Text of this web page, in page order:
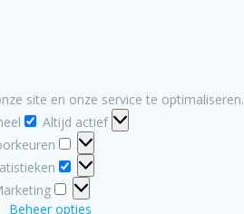
site en onze service te optimaliseren.
Functioneel
Altijd actief
Voorkeuren
Statistieken
Marketing
Beheer opties